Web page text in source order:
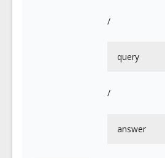
/
query
/
answer